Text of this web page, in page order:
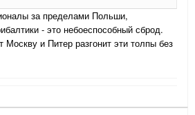
за пределами Польши,
- это небоеспособный сброд.
Москву и Питер разгонит эти толпы без